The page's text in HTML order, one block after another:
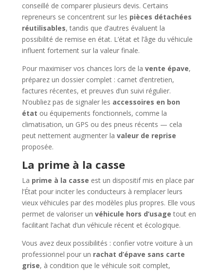
conseillé de comparer plusieurs devis. Certains
repreneurs se concentrent sur les pièces détachées
réutilisables, tandis que d’autres évaluent la
possibilité de remise en état. L’état et l’âge du véhicule
influent fortement sur la valeur finale.
Pour maximiser vos chances lors de la vente épave,
préparez un dossier complet : carnet d’entretien,
factures récentes, et preuves d’un suivi régulier.
N’oubliez pas de signaler les accessoires en bon
état ou équipements fonctionnels, comme la
climatisation, un GPS ou des pneus récents — cela
peut nettement augmenter la valeur de reprise
proposée.
La prime à la casse
La prime à la casse est un dispositif mis en place par
l’État pour inciter les conducteurs à remplacer leurs
vieux véhicules par des modèles plus propres. Elle vous
permet de valoriser un véhicule hors d’usage tout en
facilitant l’achat d’un véhicule récent et écologique.
Vous avez deux possibilités : confier votre voiture à un
professionnel pour un rachat d’épave sans carte
grise, à condition que le véhicule soit complet,